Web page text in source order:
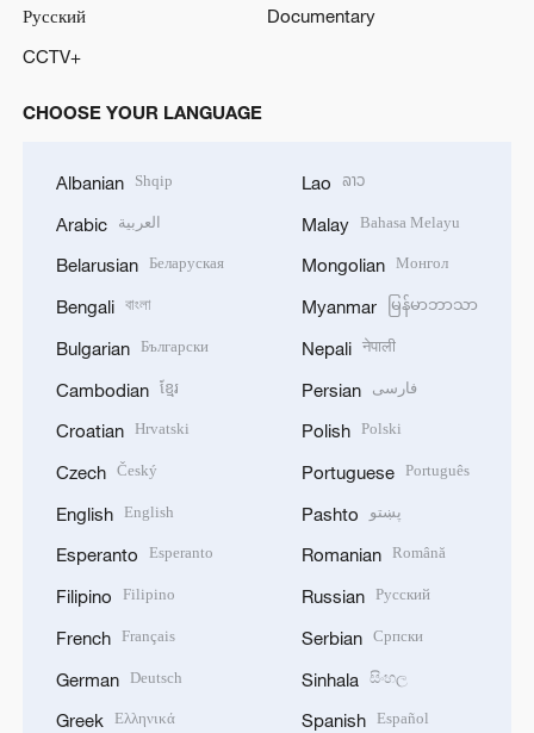
Русский
Documentary
CCTV+
CHOOSE YOUR LANGUAGE
Albanian Shqip
Arabic العربية
Belarusian Беларуская
Bengali বাংলা
Bulgarian Български
Cambodian ខ្មែរ
Croatian Hrvatski
Czech Český
English English
Esperanto Esperanto
Filipino Filipino
French Français
German Deutsch
Greek Ελληνικά
Lao ລາວ
Malay Bahasa Melayu
Mongolian Монгол
Myanmar မြန်မာဘာသာ
Nepali नेपाली
Persian فارسی
Polish Polski
Portuguese Português
Pashto پښتو
Romanian Română
Russian Русский
Serbian Српски
Sinhala සිංහල
Spanish Español